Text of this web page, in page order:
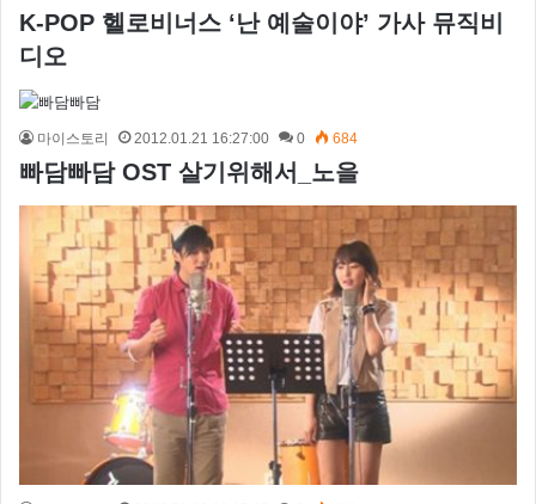
K-POP 헬로비너스 ‘난 예술이야’ 가사 뮤직비
디오
마이스토리 2012.01.21 16:27:00 0 684
빠담빠담 OST 살기위해서_노을